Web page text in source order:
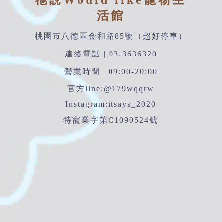
活館
桃園市八德區金和路85號（超好停車）
連絡電話 | 03-3636320
營業時間 | 09:00-20:00
官方line:@179wqqrw
Instagram:itsays_2020
特寵業字第C1090524號